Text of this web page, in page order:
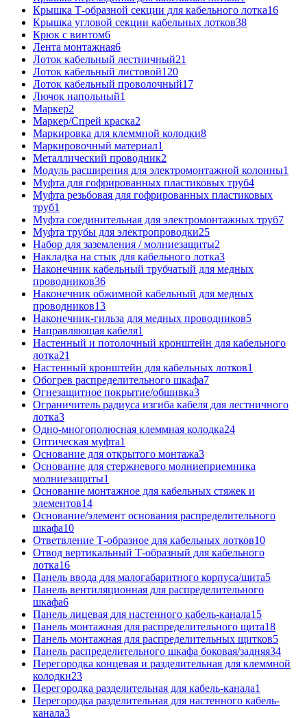
Крышка Т-образной секции для кабельного лотка16
Крышка угловой секции кабельных лотков38
Крюк с винтом6
Лента монтажная6
Лоток кабельный лестничный21
Лоток кабельный листовой120
Лоток кабельный проволочный17
Лючок напольный1
Маркер2
Маркер/Спрей краска2
Маркировка для клеммной колодки8
Маркировочный материал1
Металлический проводник2
Модуль расширения для электромонтажной колонны1
Муфта для гофрированных пластиковых труб4
Муфта резьбовая для гофрированных пластиковых
труб1
Муфта соединительная для электромонтажных труб7
Муфта трубы для электропроводки25
Набор для заземления / молниезащиты2
Накладка на стык для кабельного лотка3
Наконечник кабельный трубчатый для медных
проводников36
Наконечник обжимной кабельный для медных
проводников13
Наконечник-гильза для медных проводников5
Направляющая кабеля1
Настенный и потолочный кронштейн для кабельного
лотка21
Настенный кронштейн для кабельных лотков1
Обогрев распределительного шкафа7
Огнезащитное покрытие/обшивка3
Ограничитель радиуса изгиба кабеля для лестничного
лотка3
Одно-многополюсная клеммная колодка24
Оптическая муфта1
Основание для открытого монтажа3
Основание для стержневого молниеприемника
молниезащиты1
Основание монтажное для кабельных стяжек и
элементов14
Основание/элемент основания распределительного
шкафа10
Ответвление Т-образное для кабельных лотков10
Отвод вертикальный Т-образный для кабельного
лотка16
Панель ввода для малогабаритного корпуса/щита5
Панель вентиляционная для распределительного
шкафа6
Панель лицевая для настенного кабель-канала15
Панель монтажная для распределительного щита18
Панель монтажная для распределительных щитков5
Панель распределительного шкафа боковая/задняя34
Перегородка концевая и разделительная для клеммной
колодки23
Перегородка разделительная для кабель-канала1
Перегородка разделительная для настенного кабель-
канала3